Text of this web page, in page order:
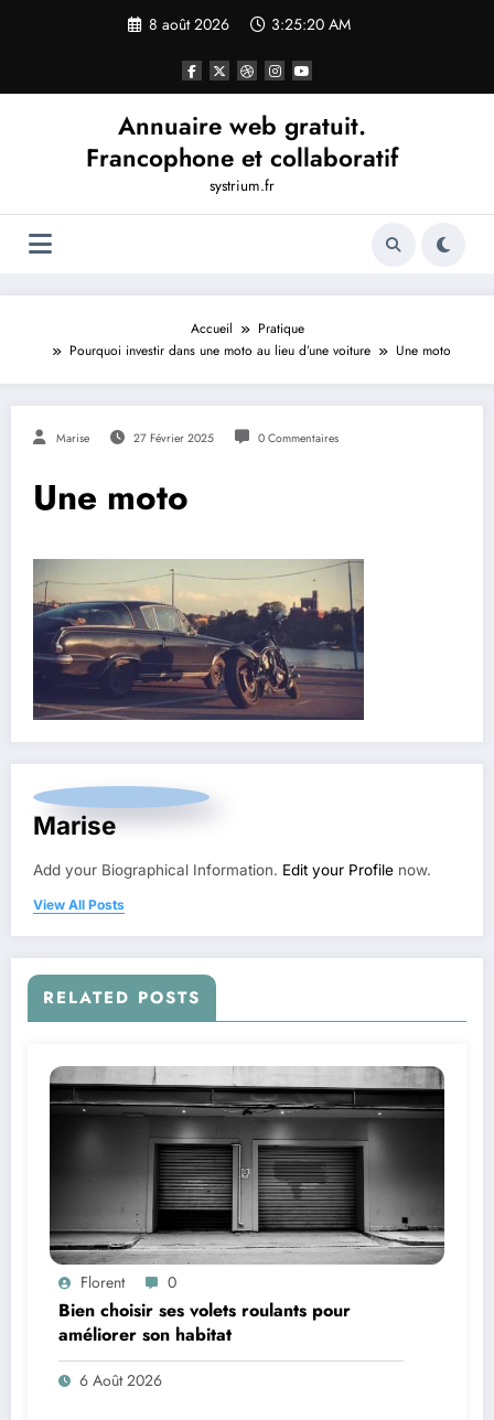
8 août 2026 3:25:20 AM
Annuaire web gratuit.
Francophone et collaboratif
systrium.fr
Accueil
Pratique
Pourquoi investir dans une moto au lieu d’une voiture
Une moto
Marise 27 Février 2025 0 Commentaires
Une moto
Marise
Add your Biographical Information. Edit your Profile now.
View All Posts
RELATED POSTS
Florent 0
Bien choisir ses volets roulants pour
améliorer son habitat
6 Août 2026